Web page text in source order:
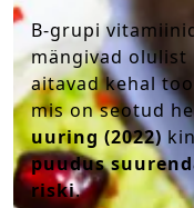
B-grupi
mängivad olulist
aitavad kehal
mis on seotud
uuring (2022)
puudus
riski.